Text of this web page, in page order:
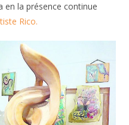
en la présence continue
Rico.